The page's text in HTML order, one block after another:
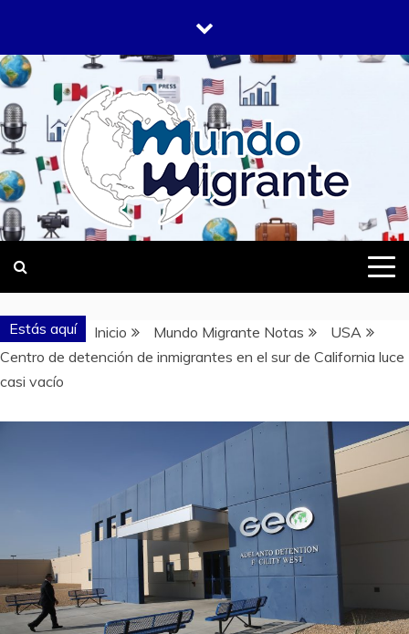
contenido
MUNDO
MIGRANTE
DONDE TODOS SOMOS MIGRANTES
Estás aquí Inicio Mundo Migrante Notas
USA
Centro de detención de inmigrantes en el sur de California luce
casi vacío